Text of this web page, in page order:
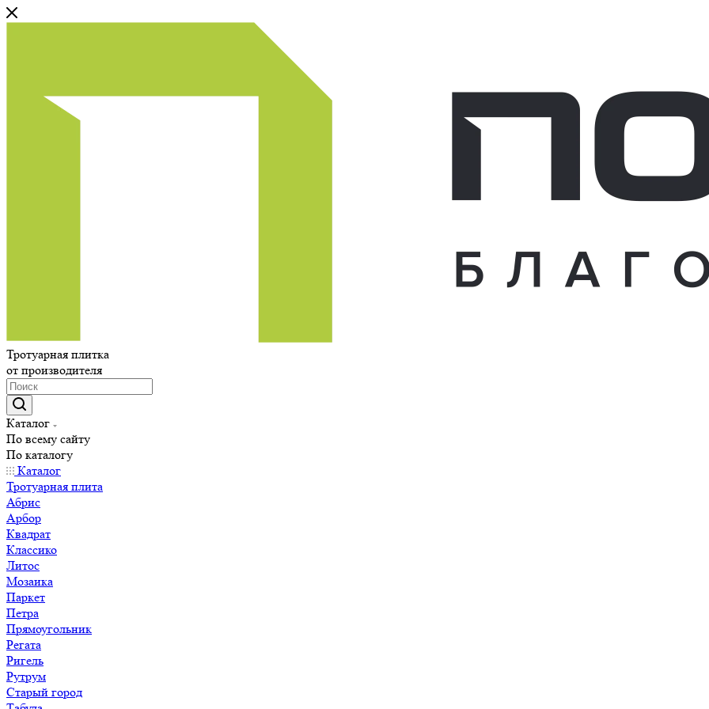
Тротуарная плитка
от производителя
Каталог
По всему сайту
По каталогу
Каталог
Тротуарная плита
Абрис
Арбор
Квадрат
Классико
Литос
Мозаика
Паркет
Петра
Прямоугольник
Регата
Ригель
Рутрум
Старый город